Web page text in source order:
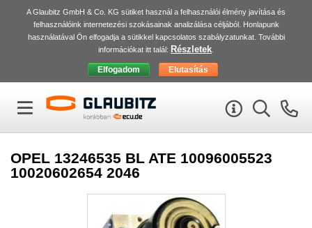
A Glaubitz GmbH & Co. KG sütiket használ a felhasználói élmény javítása és
felhasználóink internetezési szokásainak analizálása céljából. Honlapunk
használatával Ön elfogadja a sütikkel kapcsolatos szabályzatunkat. További
információkat itt talál: Részletek
OPEL 13246535 BL ATE 10096005523
10020602654 2046